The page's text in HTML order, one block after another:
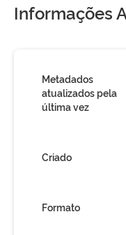
Informações
Metadados
atualizados pela
última vez
Criado
Formato